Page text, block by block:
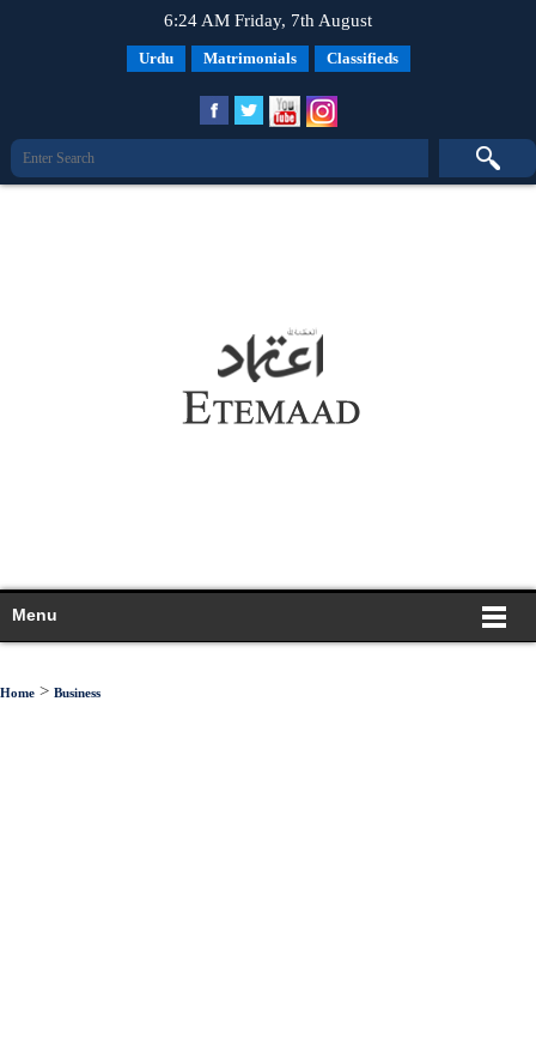
6:24 AM Friday, 7th August
Urdu Matrimonials Classifieds
Menu
Home > Business